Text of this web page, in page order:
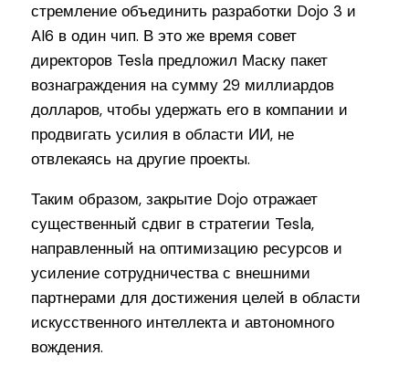
стремление объединить разработки Dojo 3 и
AI6 в один чип. В это же время совет
директоров Tesla предложил Маску пакет
вознаграждения на сумму 29 миллиардов
долларов, чтобы удержать его в компании и
продвигать усилия в области ИИ, не
отвлекаясь на другие проекты.
Таким образом, закрытие Dojo отражает
существенный сдвиг в стратегии Tesla,
направленный на оптимизацию ресурсов и
усиление сотрудничества с внешними
партнерами для достижения целей в области
искусственного интеллекта и автономного
вождения.